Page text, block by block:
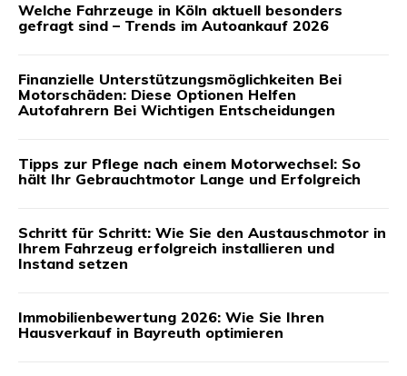
Welche Fahrzeuge in Köln aktuell besonders
gefragt sind – Trends im Autoankauf 2026
Finanzielle Unterstützungsmöglichkeiten Bei
Motorschäden: Diese Optionen Helfen
Autofahrern Bei Wichtigen Entscheidungen
Tipps zur Pflege nach einem Motorwechsel: So
hält Ihr Gebrauchtmotor Lange und Erfolgreich
Schritt für Schritt: Wie Sie den Austauschmotor in
Ihrem Fahrzeug erfolgreich installieren und
Instand setzen
Immobilienbewertung 2026: Wie Sie Ihren
Hausverkauf in Bayreuth optimieren